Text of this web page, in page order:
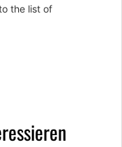
the list of